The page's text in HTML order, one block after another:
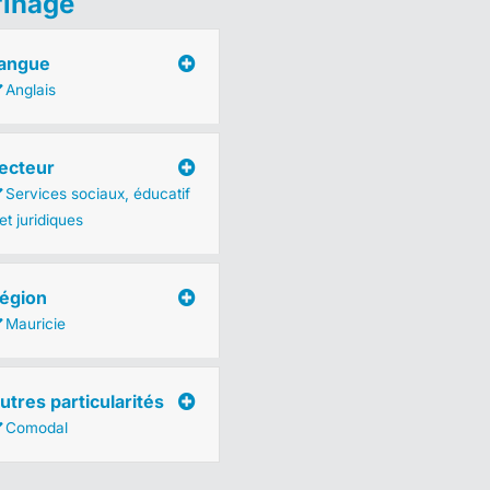
Anglais
Services sociaux, éducatif
juridiques
Mauricie
particularités
Comodal